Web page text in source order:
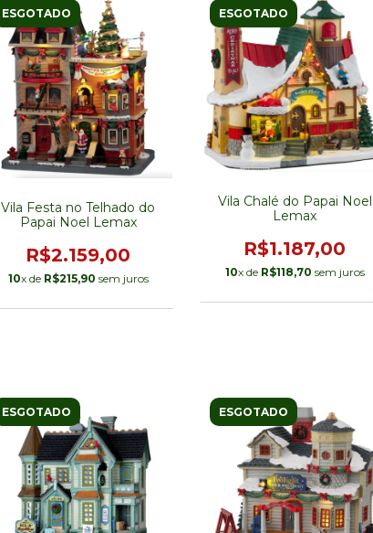
ESGOTADO
Vila Festa no Telhado do
Papai Noel Lemax
R$2.159,00
10x de R$215,90 sem juros
ESGOTADO
Vila Chalé do Papai Noel
Lemax
R$1.187,00
10x de R$118,70 sem juros
ESGOTADO ESGOTADO